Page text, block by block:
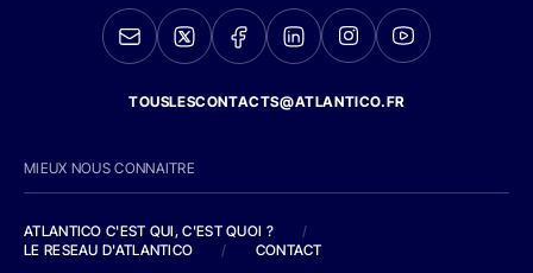
TOUSLESCONTACTS@ATLANTICO.FR
MIEUX NOUS CONNAITRE
ATLANTICO C'EST QUI, C'EST QUOI ?
/
LE RESEAU D'ATLANTICO
/ CONTACT